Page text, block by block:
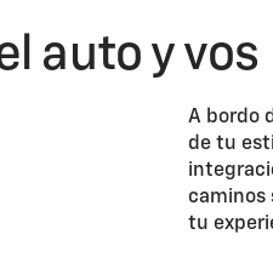
auto y vos
A bordo
de tu
caminos
tu